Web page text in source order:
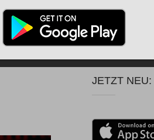
PARTNER BLOG
JETZT